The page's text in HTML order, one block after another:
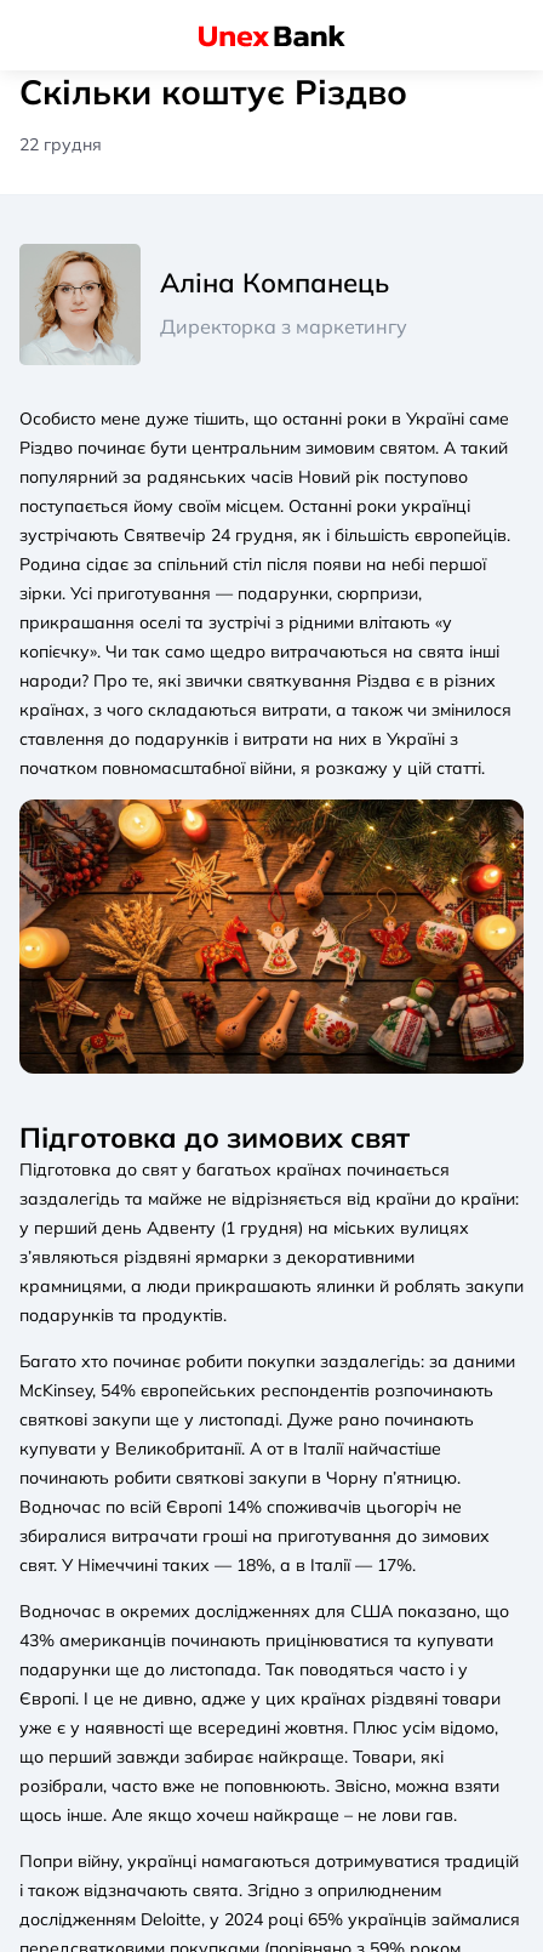
Скільки коштує Різдво
22 грудня
Аліна Компанець
Директорка з маркетингу
Особисто мене дуже тішить, що останні роки в Україні саме
Різдво починає бути центральним зимовим святом. А такий
популярний за радянських часів Новий рік поступово
поступається йому своїм місцем. Останні роки українці
зустрічають Святвечір 24 грудня, як і більшість європейців.
Родина сідає за спільний стіл після появи на небі першої
зірки. Усі приготування — подарунки, сюрпризи,
прикрашання оселі та зустрічі з рідними влітають «у
копієчку». Чи так само щедро витрачаються на свята інші
народи? Про те, які звички святкування Різдва є в різних
країнах, з чого складаються витрати, а також чи змінилося
ставлення до подарунків і витрати на них в Україні з
початком повномасштабної війни, я розкажу у цій статті.
Підготовка до зимових свят
Підготовка до свят у багатьох країнах починається
заздалегідь та майже не відрізняється від країни до країни:
у перший день Адвенту (1 грудня) на міських вулицях
з’являються різдвяні ярмарки з декоративними
крамницями, а люди прикрашають ялинки й роблять закупи
подарунків та продуктів.
Багато хто починає робити покупки заздалегідь: за даними
McKinsey, 54% європейських респондентів розпочинають
святкові закупи ще у листопаді. Дуже рано починають
купувати у Великобританії. А от в Італії найчастіше
починають робити святкові закупи в Чорну п’ятницю.
Водночас по всій Європі 14% споживачів цьогоріч не
збиралися витрачати гроші на приготування до зимових
свят. У Німеччині таких — 18%, а в Італії — 17%.
Водночас в окремих дослідженнях для США показано, що
43% американців починають прицінюватися та купувати
подарунки ще до листопада. Так поводяться часто і у
Європі. І це не дивно, адже у цих країнах різдвяні товари
уже є у наявності ще всередині жовтня. Плюс усім відомо,
що перший завжди забирає найкраще. Товари, які
розібрали, часто вже не поповнюють. Звісно, можна взяти
щось інше. Але якщо хочеш найкраще – не лови гав.
Попри війну, українці намагаються дотримуватися традицій
і також відзначають свята. Згідно з оприлюдненим
дослідженням Deloitte, у 2024 році 65% українців займалися